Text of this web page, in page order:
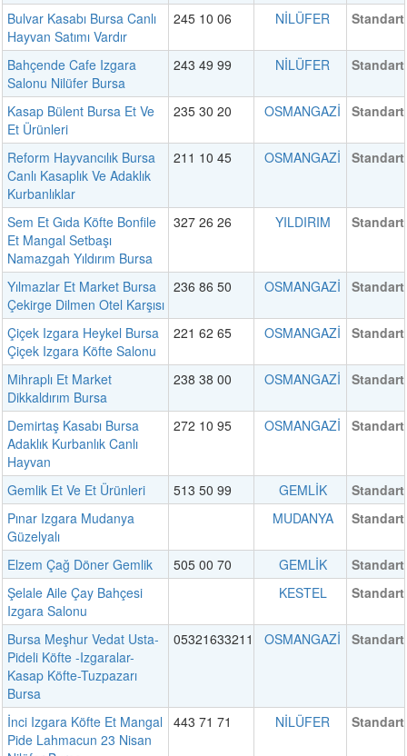
Bulvar Kasabı Bursa Canlı
Hayvan Satımı Vardır
245 10 06 NİLÜFER Standart
Bahçende Cafe Izgara
Salonu Nilüfer Bursa
243 49 99 NİLÜFER Standart
Kasap Bülent Bursa Et Ve
Et Ürünleri
235 30 20 OSMANGAZİ Standart
Reform Hayvancılık Bursa
Canlı Kasaplık Ve Adaklık
Kurbanlıklar
211 10 45 OSMANGAZİ Standart
Sem Et Gıda Köfte Bonfile
Et Mangal Setbaşı
Namazgah Yıldırım Bursa
327 26 26 YILDIRIM Standart
Yılmazlar Et Market Bursa
Çekirge Dilmen Otel Karşısı
236 86 50 OSMANGAZİ Standart
Çiçek Izgara Heykel Bursa
Çiçek Izgara Köfte Salonu
221 62 65 OSMANGAZİ Standart
Mihraplı Et Market
Dikkaldırım Bursa
238 38 00 OSMANGAZİ Standart
Demirtaş Kasabı Bursa
Adaklık Kurbanlık Canlı
Hayvan
272 10 95 OSMANGAZİ Standart
Gemlik Et Ve Et Ürünleri 513 50 99 GEMLİK
Standart
Pınar Izgara Mudanya
Güzelyalı
MUDANYA Standart
Elzem Çağ Döner Gemlik 505 00 70 GEMLİK
Standart
Şelale Aile Çay Bahçesi
Izgara Salonu
KESTEL Standart
Bursa Meşhur Vedat Usta-
Pideli Köfte -Izgaralar-
Kasap Köfte-Tuzpazarı
Bursa
05321633211 OSMANGAZİ Standart
İnci Izgara Köfte Et Mangal
Pide Lahmacun 23 Nisan
443 71 71 NİLÜFER Standart